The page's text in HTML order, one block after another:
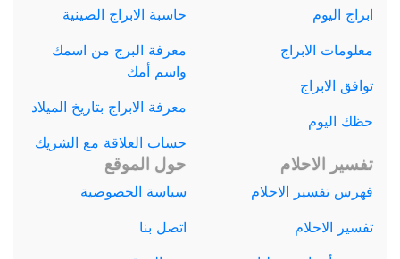
ابراج اليوم
معلومات الابراج
توافق الابراج
حظك اليوم
حاسبة الابراج الصينية
معرفة البرج من اسمك
واسم أمك
معرفة الابراج بتاريخ الميلاد
حساب العلاقة مع الشريك
تفسير الاحلام
فهرس تفسير الاحلام
تفسير الاحلام
حول الموقع
سياسة الخصوصية
اتصل بنا